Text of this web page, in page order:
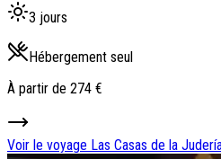
3 jours
Hébergement seul
À partir de 274 €
Voir le voyage Las Casas de la